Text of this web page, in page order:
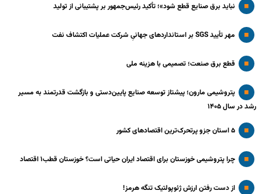
نباید برق صنایع قطع شود»؛ تأکید رئیس‌جمهور بر پشتیبانی از تولید
مهر تأیید SGS بر استانداردهای جهانیِ شرکت عملیات اکتشاف نفت
قطع برق صنعت؛ تصمیمی با هزینه ملی
پتروشیمی مارون؛ پیشتاز توسعه صنایع پایین‌دستی و بازگشت قدرتمند به مسیر
رشد در سال ۱۴۰۵
۵ استان جزو پرتحرک‌ترین اقتصاد‌های کشور
چرا پتروشیمی خوزستان برای اقتصاد ایران حیاتی است؟ خوزستان قطب۱ اقتصاد
از دست رفتن ارزش ژئوپولتیک تنگه هرمز!